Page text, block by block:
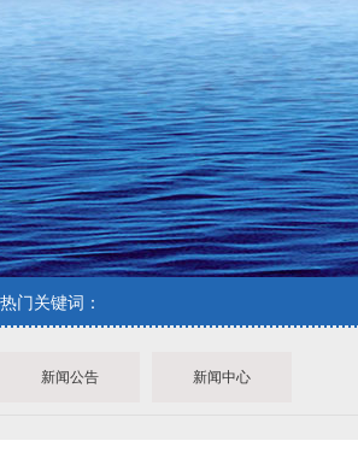
热门关键词：
新闻公告 新闻中心